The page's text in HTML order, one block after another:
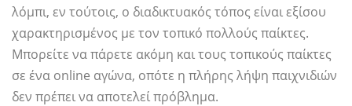
λόμπι, εν τούτοις, ο διαδικτυακός τόπος είναι εξίσου
χαρακτηρισμένος με τον τοπικό πολλούς παίκτες.
Μπορείτε να πάρετε ακόμη και τους τοπικούς παίκτες
σε ένα online αγώνα, οπότε η πλήρης λήψη παιχνιδιών
δεν πρέπει να αποτελεί πρόβλημα.